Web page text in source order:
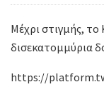
Μέχρι στιγμής, το
δισεκατομμύρια
https://